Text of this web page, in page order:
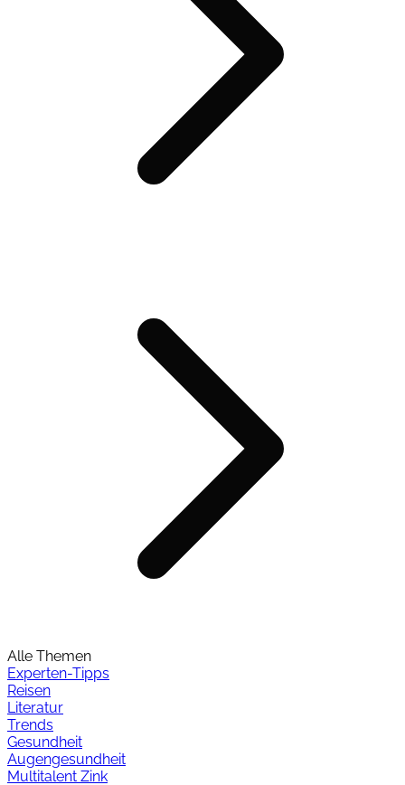
Alle Themen
Experten-Tipps
Reisen
Literatur
Trends
Gesundheit
Augengesundheit
Multitalent Zink